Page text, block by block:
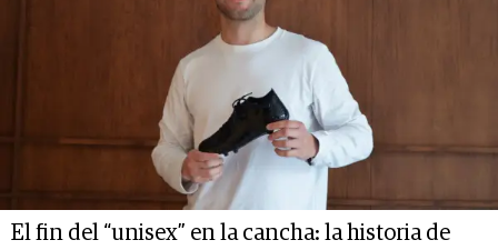
El fin del “unisex” en la cancha: la historia de